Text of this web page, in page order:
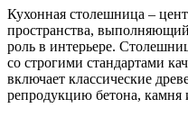
Кухонная столешница –
пространства,
роль в интерьере.
со строгими стандартами
включает классические
репродукцию бетона, камня